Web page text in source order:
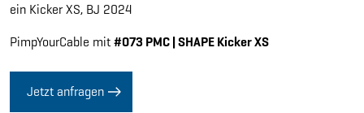
ein Kicker XS, BJ 2024
PimpYourCable mit#073 PMC | SHAPE Kicker XS
Jetzt anfragen